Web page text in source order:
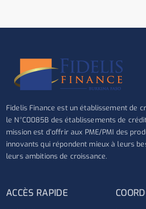
Fidelis Finance est un établissement de
le N°C0085B des établissements de crédit
mission est d’offrir aux PME/PMI des
innovants qui répondent mieux à leurs
leurs ambitions de croissance.
ACCÈS RAPIDE